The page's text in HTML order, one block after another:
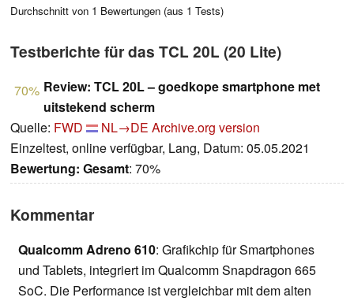
Durchschnitt von 1 Bewertungen (aus 1 Tests)
Testberichte für das TCL 20L (20 Lite)
70% Review: TCL 20L – goedkope smartphone met
uitstekend scherm
Quelle: FWD NL→DE Archive.org version
Einzeltest, online verfügbar, Lang, Datum: 05.05.2021
Bewertung: Gesamt: 70%
Kommentar
Qualcomm Adreno 610: Grafikchip für Smartphones
und Tablets, integriert im Qualcomm Snapdragon 665
SoC. Die Performance ist vergleichbar mit dem alten